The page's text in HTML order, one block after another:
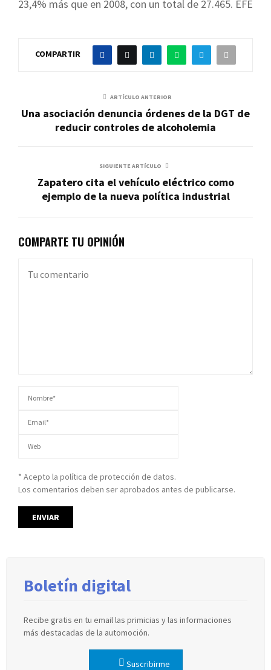
23,4% más que en 2008, con un total de 27.465. EFE
COMPARTIR
ARTÍCULO ANTERIOR
Una asociación denuncia órdenes de la DGT de
reducir controles de alcoholemia
SIGUIENTE ARTÍCULO
Zapatero cita el vehículo eléctrico como
ejemplo de la nueva política industrial
COMPARTE TU OPINIÓN
* Acepto la política de protección de datos.
Los comentarios deben ser aprobados antes de publicarse.
Boletín digital
Recibe gratis en tu email las primicias y las informaciones
más destacadas de la automoción.
Suscribirme